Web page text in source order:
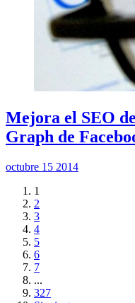
Mejora el SEO
Graph de
octubre 15 2014
1
2
3
4
5
6
7
...
327